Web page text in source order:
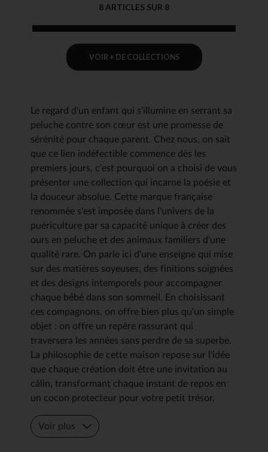
8 ARTICLES SUR 8
VOIR + DE COLLECTIONS
Le regard d'un enfant qui s'illumine en serrant sa
peluche contre son cœur est une promesse de
sérénité pour chaque parent. Chez nous, on sait
que ce lien indéfectible commence dès les
premiers jours, c'est pourquoi on a choisi de vous
présenter une collection qui incarne la poésie et
la douceur absolue. Cette marque française
renommée s'est imposée dans l'univers de la
puériculture par sa capacité unique à créer des
ours en peluche et des animaux familiers d'une
qualité rare. On parle ici d'une enseigne qui mise
sur des matières soyeuses, des finitions soignées
et des designs intemporels pour accompagner
chaque bébé dans son sommeil. En choisissant
ces compagnons, on offre bien plus qu'un simple
objet : on offre un repère rassurant qui
traversera les années sans perdre de sa superbe.
La philosophie de cette maison repose sur l'idée
que chaque création doit être une invitation au
câlin, transformant chaque instant de repos en
un cocon protecteur pour votre petit trésor.
Voir plus